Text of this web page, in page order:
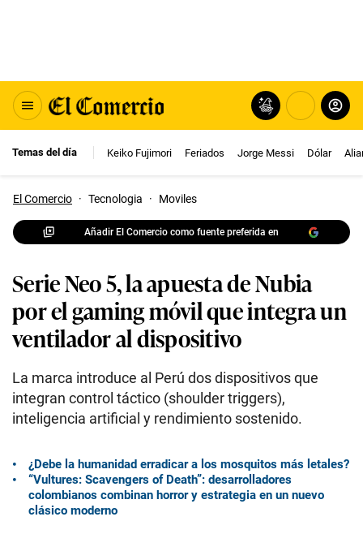
Temas del día Keiko Fujimori Feriados Jorge Messi Dólar
El Comercio · Tecnologia · Moviles
Añadir El Comercio como fuente preferida en
Serie Neo 5, la apuesta de Nubia
por el gaming móvil que integra un
ventilador al dispositivo
La marca introduce al Perú dos dispositivos que
integran control táctico (shoulder triggers),
inteligencia artificial y rendimiento sostenido.
¿Debe la humanidad erradicar a los mosquitos más letales?
“Vultures: Scavengers of Death”: desarrolladores
colombianos combinan horror y estrategia en un nuevo
clásico moderno